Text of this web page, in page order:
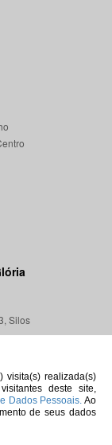
visita(s) realizada(s)
deste site,
Dados Pessoais. Ao
de seus dados
Silos